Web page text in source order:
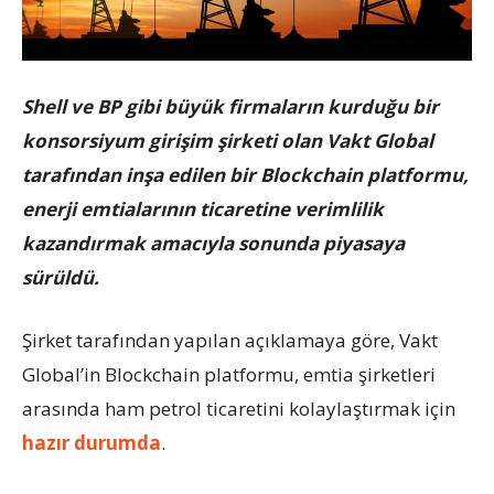
Shell ve BP gibi büyük firmaların kurduğu bir
konsorsiyum girişim şirketi olan Vakt Global
tarafından inşa edilen bir Blockchain platformu,
enerji emtialarının ticaretine verimlilik
kazandırmak amacıyla sonunda piyasaya
sürüldü.
Şirket tarafından yapılan açıklamaya göre, Vakt
Global’in Blockchain platformu, emtia şirketleri
arasında ham petrol ticaretini kolaylaştırmak için
hazır durumda.